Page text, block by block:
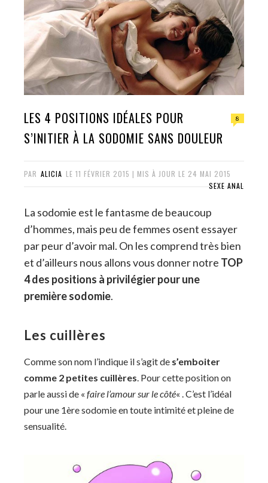
LES 4 POSITIONS IDÉALES POUR
S’INITIER À LA SODOMIE SANS DOULEUR
8
PAR ALICIA LE 11 FÉVRIER 2015 | MIS À JOUR LE 24 MAI 2015
SEXE ANAL
La sodomie est le fantasme de beaucoup
d’hommes, mais peu de femmes osent essayer
par peur d’avoir mal. On les comprend très bien
et d’ailleurs nous allons vous donner notre TOP
4 des positions à privilégier pour une
première sodomie.
Les cuillères
Comme son nom l’indique il s’agit de s’emboiter
comme 2 petites cuillères . Pour cette position on
parle aussi de « faire l’amour sur le côté« . C’est l’idéal
pour une 1ère sodomie en toute intimité et pleine de
sensualité.